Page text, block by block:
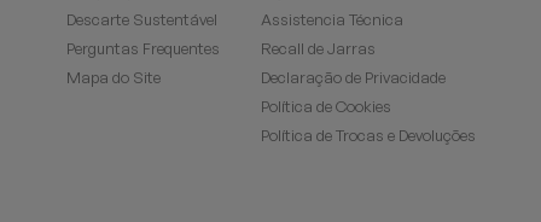
Descarte Sustentável
Perguntas Frequentes
Mapa do Site
Assistencia Técnica
Recall de Jarras
Declaração de Privacidade
Política de Cookies
Política de Trocas e Devoluções